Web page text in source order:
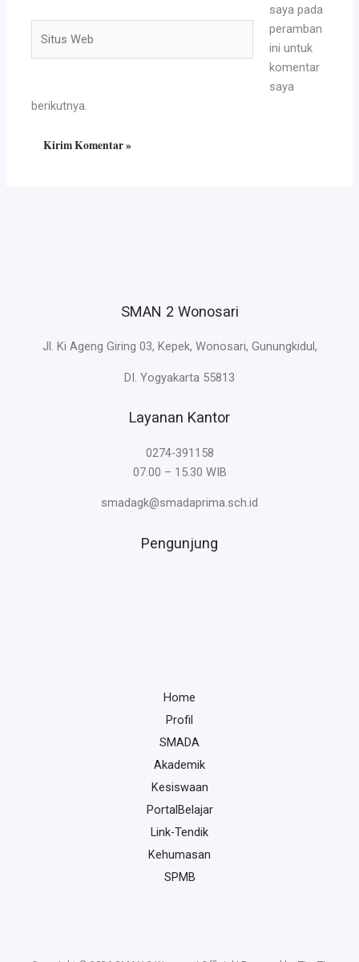
Web
saya pada
peramban
ini untuk
komentar
saya
berikutnya.
SMAN 2 Wonosari
Jl. Ki Ageng Giring 03, Kepek, Wonosari, Gunungkidul,
DI. Yogyakarta 55813
Layanan Kantor
0274-391158
07.00 – 15.30 WIB
smadagk@smadaprima.sch.id
Pengunjung
Home
Profil
SMADA
Akademik
Kesiswaan
PortalBelajar
Link-Tendik
Kehumasan
SPMB